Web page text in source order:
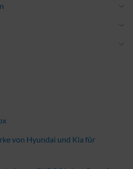
von Hyundai und Kia für